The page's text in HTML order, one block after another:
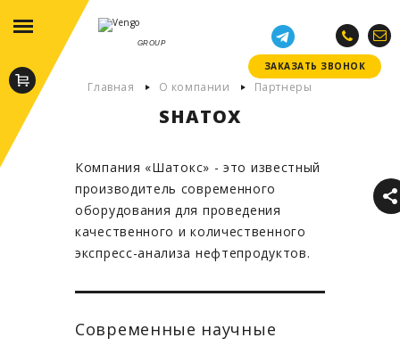
ЗАКАЗАТЬ ЗВОНОК
ЗАКАЗАТЬ ЗВОНОК
GROUP
Главная О компании Партнеры
SHATOX
Компания «Шатокс» - это известный
производитель современного
оборудования для проведения
качественного и количественного
экспресс-анализа нефтепродуктов.
Современные научные